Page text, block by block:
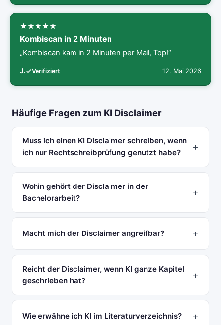
Kombiscan in 2 Minuten
„Kombiscan kam in 2 Minuten per Mail, Top!“
J. Verifiziert 12. Mai 2026
Häufige Fragen zum KI Disclaimer
Muss ich einen KI Disclaimer schreiben, wenn
ich nur Rechtschreibprüfung genutzt habe?
Wohin gehört der Disclaimer in der
Bachelorarbeit?
Macht mich der Disclaimer angreifbar?
Reicht der Disclaimer, wenn KI ganze Kapitel
geschrieben hat?
Wie erwähne ich KI im Literaturverzeichnis?